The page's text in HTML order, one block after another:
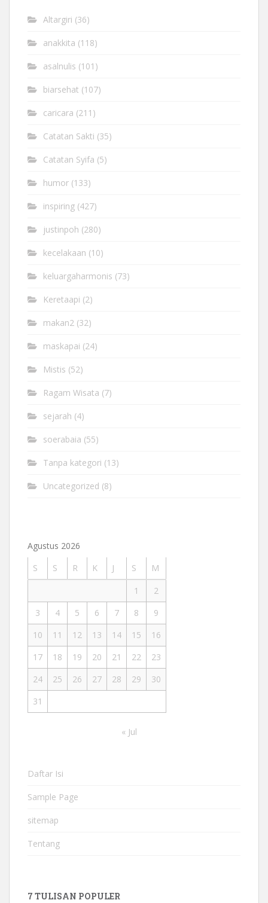
Altargiri (36)
anakkita (118)
asalnulis (101)
biarsehat (107)
caricara (211)
Catatan Sakti (35)
Catatan Syifa (5)
humor (133)
inspiring (427)
justinpoh (280)
kecelakaan (10)
keluargaharmonis (73)
Keretaapi (2)
makan2 (32)
maskapai (24)
Mistis (52)
Ragam Wisata (7)
sejarah (4)
soerabaia (55)
Tanpa kategori (13)
Uncategorized (8)
Agustus 2026
S
S R K J S
M
1
2
3
4 5 6 7 8
9
10
11 12 13 14 15
16
17
18 19 20 21 22
23
24
25 26 27 28 29
30
31
« Jul
Daftar Isi
Sample Page
sitemap
Tentang
7 TULISAN POPULER